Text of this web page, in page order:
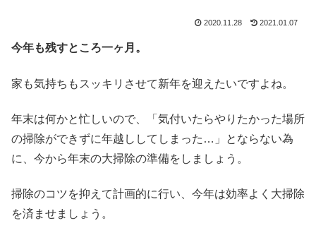
2020.11.28 2021.01.07
今年も残すところ一ヶ月。
家も気持ちもスッキリさせて新年を迎えたいですよね。
年末は何かと忙しいので、「気付いたらやりたかった場所
の掃除ができずに年越ししてしまった…」とならない為
に、今から年末の大掃除の準備をしましょう。
掃除のコツを抑えて計画的に行い、今年は効率よく大掃除
を済ませましょう。